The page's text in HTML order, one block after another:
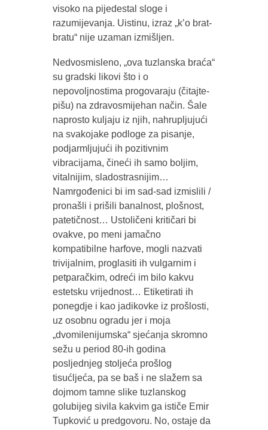
visoko na pijedestal sloge i
razumijevanja. Uistinu, izraz „k’o brat-
bratu“ nije uzaman izmišljen.
Nedvosmisleno, „ova tuzlanska braća“
su gradski likovi što i o
nepovoljnostima progovaraju (čitajte-
pišu) na zdravosmijehan način. Šale
naprosto kuljaju iz njih, nahrupljujući
na svakojake podloge za pisanje,
podjarmljujući ih pozitivnim
vibracijama, čineći ih samo boljim,
vitalnijim, sladostrasnijim…
Namrgođenici bi im sad-sad izmislili /
pronašli i prišili banalnost, plošnost,
patetičnost… Ustoličeni kritičari bi
ovakve, po meni jamačno
kompatibilne harfove, mogli nazvati
trivijalnim, proglasiti ih vulgarnim i
petparačkim, odreći im bilo kakvu
estetsku vrijednost… Etiketirati ih
ponegdje i kao jadikovke iz prošlosti,
uz osobnu ogradu jer i moja
„dvomilenijumska“ sjećanja skromno
sežu u period 80-ih godina
posljednjeg stoljeća prošlog
tisućljeća, pa se baš i ne slažem sa
dojmom tamne slike tuzlanskog
golubijeg sivila kakvim ga ističe Emir
Tupković u predgovoru. No, ostaje da